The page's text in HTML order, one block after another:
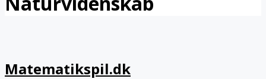
Matematikspil.dk